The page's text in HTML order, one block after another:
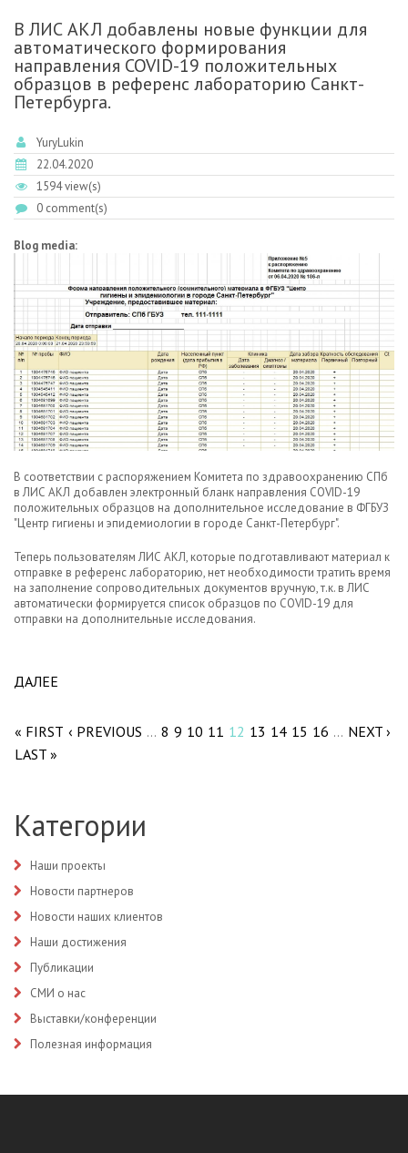
В ЛИС АКЛ добавлены новые функции для
автоматического формирования
направления COVID-19 положительных
образцов в референс лабораторию Санкт-
Петербурга.
YuryLukin
22.04.2020
1594 view(s)
0 comment(s)
Blog media:
В соответствии с распоряжением Комитета по здравоохранению СПб
в ЛИС АКЛ добавлен электронный бланк направления COVID-19
положительных образцов на дополнительное исследование в ФГБУЗ
"Центр гигиены и эпидемиологии в городе Санкт-Петербург".
Теперь пользователям ЛИС АКЛ, которые подготавливают материал к
отправке в референс лабораторию, нет необходимости тратить время
на заполнение сопроводительных документов вручную, т.к. в ЛИС
автоматически формируется список образцов по COVID-19 для
отправки на дополнительные исследования.
ДАЛЕЕ
ОБРАЗЦОВ В РЕФЕРЕНС ЛАБОРАТОРИЮ САНКТ-
« FIRST ‹ PREVIOUS … 8 9 10 11 12 13 14 15 16 … NEXT ›
LAST »
Категории
Наши проекты
Новости партнеров
Новости наших клиентов
Наши достижения
Публикации
СМИ о нас
Выставки/конференции
Полезная информация